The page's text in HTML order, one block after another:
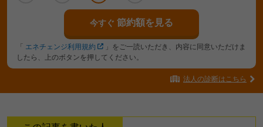
今すぐ 節約額を見る
「 エネチェンジ利用規約
」をご一読いただき、内容に同意いただけま
したら、上のボタンを押してください。
法人の診断はこちら